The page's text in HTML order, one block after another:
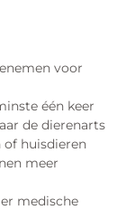
voor
één keer
de dierenarts
of huisdieren
meer
medische